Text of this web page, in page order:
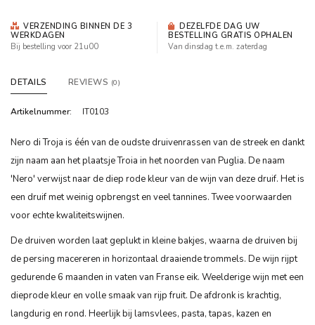
VERZENDING BINNEN DE 3
WERKDAGEN
Bij bestelling voor 21u00
DEZELFDE DAG UW
BESTELLING GRATIS OPHALEN
Van dinsdag t.e.m. zaterdag
DETAILS REVIEWS (0)
Artikelnummer: IT0103
Nero di Troja is één van de oudste druivenrassen van de streek en dankt
zijn naam aan het plaatsje Troia in het noorden van Puglia. De naam
'Nero' verwijst naar de diep rode kleur van de wijn van deze druif. Het is
een druif met weinig opbrengst en veel tannines. Twee voorwaarden
voor echte kwaliteitswijnen.
De druiven worden laat geplukt in kleine bakjes, waarna de druiven bij
de persing macereren in horizontaal draaiende trommels. De wijn rijpt
gedurende 6 maanden in vaten van Franse eik. Weelderige wijn met een
dieprode kleur en volle smaak van rijp fruit. De afdronk is krachtig,
langdurig en rond. Heerlijk bij lamsvlees, pasta, tapas, kazen en